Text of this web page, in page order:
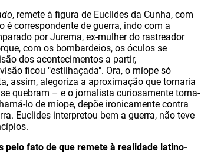
, remete à figura de Euclides da Cunha, com
é correspondente de guerra, indo com a
por Jurema, ex-mulher do rastreador
com os bombardeios, os óculos se
dos acontecimentos a partir,
ficou "estilhaçada". Ora, o míope só
assim, alegoriza a aproximação que tornaria
quebram – e o jornalista curiosamente torna-
lo de míope, depõe ironicamente contra
Euclides interpretou bem a guerra, não teve
pelo fato de que remete à realidade latino-